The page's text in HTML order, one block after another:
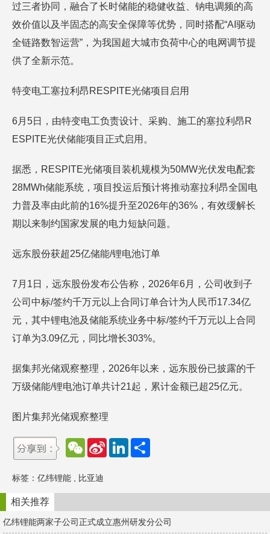
过三者协同，融合了长时储能的稳健收益、钠电调频的高
效价值以及半固态的高安全保障等优势，同时搭配“AI驱动
全链路数智运营”，为我国超大城市负荷中心的电网调节提
供了全新示范。
特变电工塞拉利昂RESPITE光储项目启用
6月5日，由特变电工负责设计、采购、施工的塞拉利昂R
ESPITE光伏储能项目正式启用。
据悉，RESPITE光储项目装机规模为50MW光伏发电配套
28MWh储能系统，项目投运后预计将推动塞拉利昂全国电
力普及率由此前的16%提升至2026年的36%，有效缓解长
期以来制约国家发展的电力短缺问题。
远东股份获超25亿储能/锂电池订单
7月1日，远东股份发布公告称，2026年6月，公司收到子
公司中标/签约千万元以上合同订单合计为人民币17.34亿
元，其中锂电池及储能系统业务中标/签约千万元以上合同
订单为3.09亿元，同比增长303%。
据集邦光储观察整理，2026年以来，远东股份已披露的千
万级储能/锂电池订单共计21起，累计金额已超25亿元。
图片集邦光储观察整理
W
e
a
t
S
e
b
o
L
d
n
标签： 亿纬锂能 比亚迪
相关推荐
亿纬锂能两家子公司正式成立惠州研发分公司